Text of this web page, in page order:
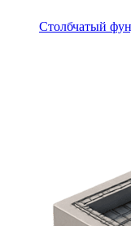
Столбчатый